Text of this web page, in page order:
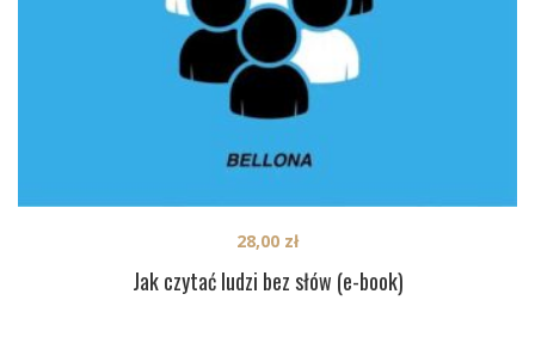
Jak czytać ludzi bez słów (e-book)
28,00 zł